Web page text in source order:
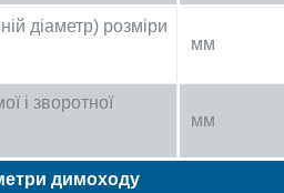
діаметр) розміри
мм
і зворотної
мм
димоходу